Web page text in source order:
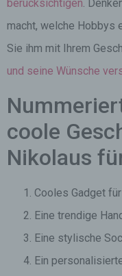
berücksichtigen.
macht, welche Hobbys
Sie ihm mit Ihrem
und seine Wünsche
coole
Nikolaus
Cooles Gadget
Eine trendige
Eine stylische
Ein